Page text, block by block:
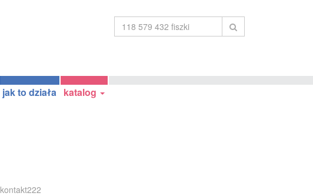
jak to działa katalog
kontakt222